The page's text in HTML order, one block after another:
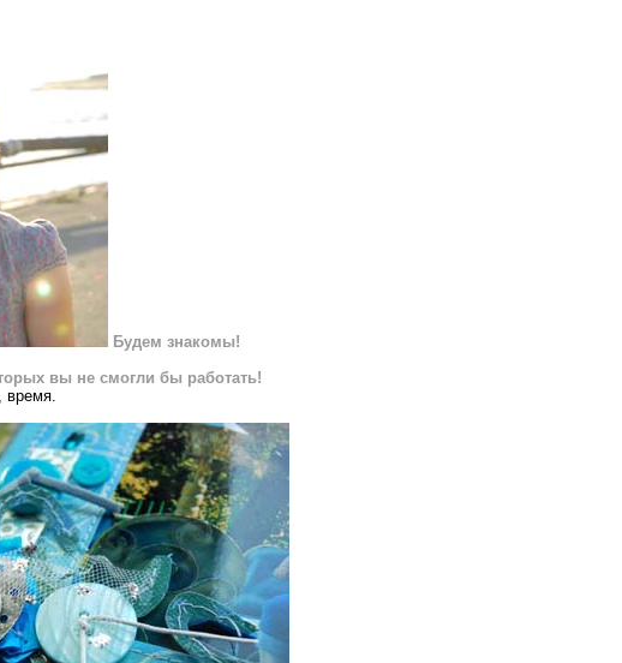
Будем знакомы!
вы не смогли бы работать!
время.